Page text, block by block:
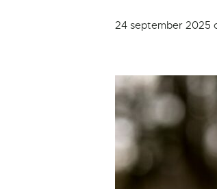
24 september 2025